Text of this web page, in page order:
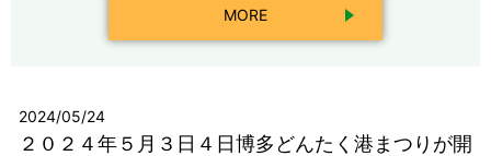
MORE
2024/05/24
２０２４年５月３日４日博多どんたく港まつりが開